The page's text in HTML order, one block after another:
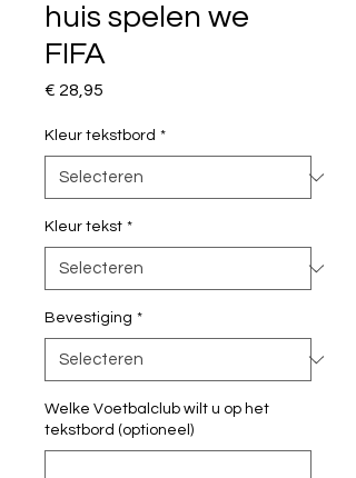
huis spelen we
FIFA
€ 28,95
Kleur tekstbord *
Kleur tekst *
Bevestiging *
Welke Voetbalclub wilt u op het
tekstbord (optioneel)